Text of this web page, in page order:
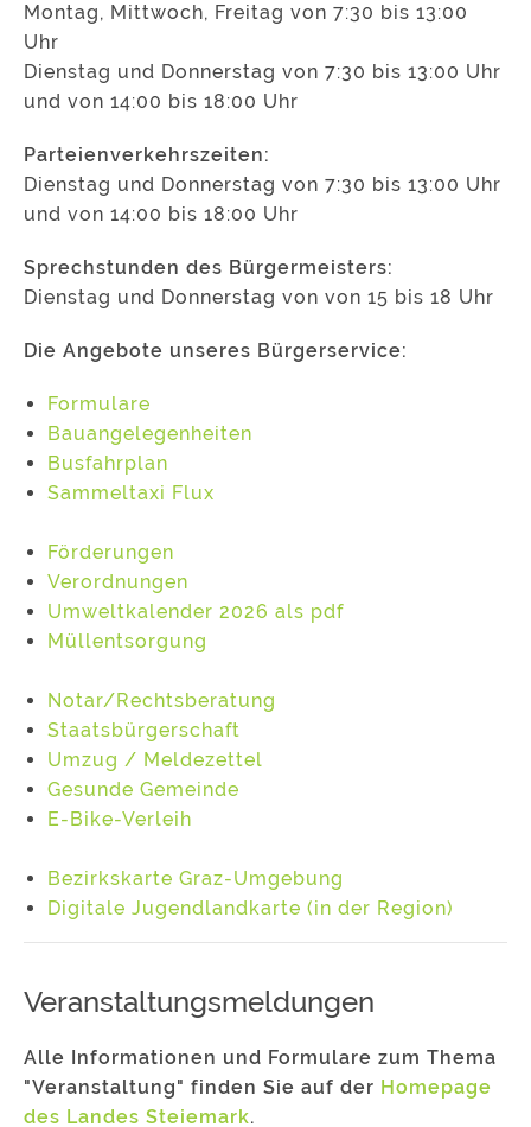
Montag, Mittwoch, Freitag von 7:30 bis 13:00
Uhr
Dienstag und Donnerstag von 7:30 bis 13:00 Uhr
und von 14:00 bis 18:00 Uhr
Parteienverkehrszeiten:
Dienstag und Donnerstag von 7:30 bis 13:00 Uhr
und von 14:00 bis 18:00 Uhr
Sprechstunden des Bürgermeisters:
Dienstag und Donnerstag von von 15 bis 18 Uhr
Die Angebote unseres Bürgerservice:
Formulare
Bauangelegenheiten
Busfahrplan
Sammeltaxi Flux
Förderungen
Verordnungen
Umweltkalender 2026 als pdf
Müllentsorgung
Notar/Rechtsberatung
Staatsbürgerschaft
Umzug / Meldezettel
Gesunde Gemeinde
E-Bike-Verleih
Bezirkskarte Graz-Umgebung
Digitale Jugendlandkarte (in der Region)
Veranstaltungsmeldungen
Alle Informationen und Formulare zum Thema
"Veranstaltung" finden Sie auf der Homepage
des Landes Steiemark.